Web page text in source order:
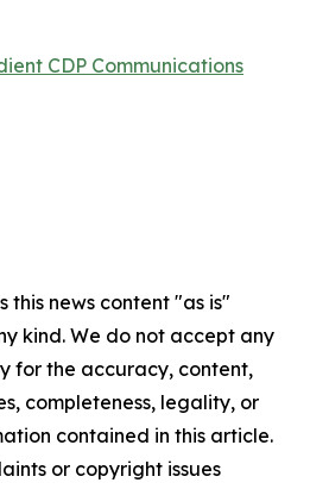
CDP Communications
this news content "as is"
kind. We do not accept any
for the accuracy, content,
completeness, legality, or
contained in this article.
or copyright issues